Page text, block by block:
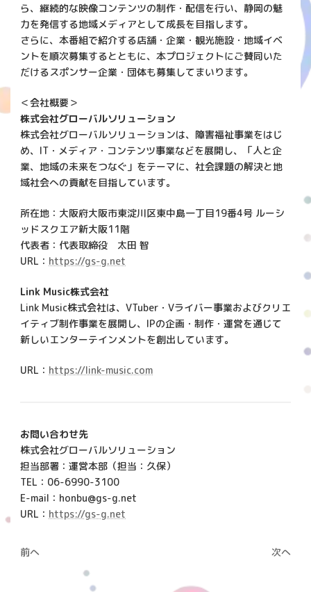
ら、継続的な映像コンテンツの制作・配信を行い、静岡の魅
力を発信する地域メディアとして成長を目指します。
さらに、本番組で紹介する店舗・企業・観光施設・地域イベ
ントを順次募集するとともに、本プロジェクトにご賛同いた
だけるスポンサー企業・団体も募集してまいります。
＜会社概要＞
株式会社グローバルソリューション
株式会社グローバルソリューションは、障害福祉事業をはじ
め、IT・メディア・コンテンツ事業などを展開し、「人と企
業、地域の未来をつなぐ」をテーマに、社会課題の解決と地
域社会への貢献を目指しています。
所在地：大阪府大阪市東淀川区東中島一丁目19番4号 ルーシ
ッドスクエア新大阪11階
代表者：代表取締役 太田 智
URL： https://gs-g.net
Link Music株式会社
Link Music株式会社は、VTuber・Vライバー事業およびクリエ
イティブ制作事業を展開し、IPの企画・制作・運営を通じて
新しいエンターテインメントを創出しています。
URL： https://link-music.com
お問い合わせ先
株式会社グローバルソリューション
担当部署：運営本部（担当：久保）
TEL：06-6990-3100
E-mail：honbu@gs-g.net
URL： https://gs-g.net
前へ 次へ